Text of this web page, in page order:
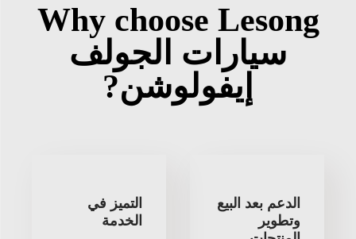
Why choose Lesong
سيارات الجولف
إيفولوشن?
الدعم بعد البيع
وتطوير
التميز في
الخدمة